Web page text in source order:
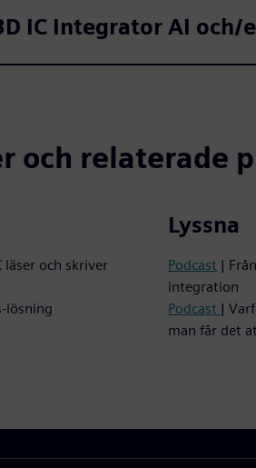
IC Integrator AI och/
och relaterade
läser och skriver
lösning
Lyssna
Podcast |
integration
Podcast |
man får det